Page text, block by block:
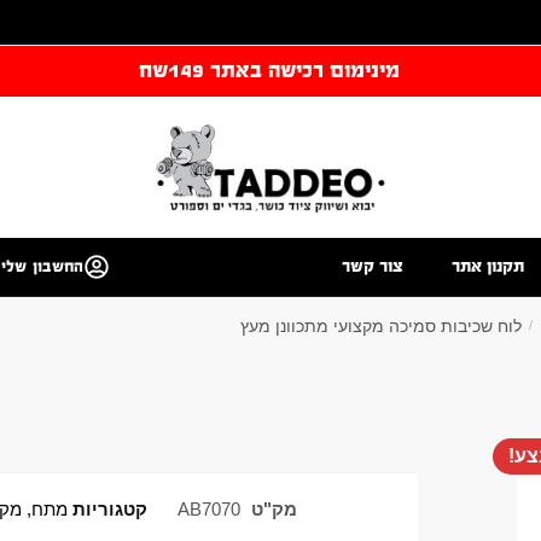
מינימום רכישה באתר 149שח
תקנון אתר צור קשר החשבון שלי
/ לוח שכיבות סמיכה מקצועי מתכוונן מעץ
מק"ט AB7070 קטגוריות מתח,